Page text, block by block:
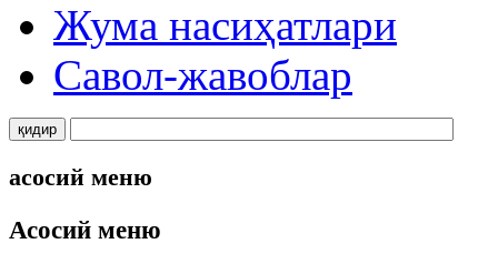
Жума насиҳатлари
Савол-жавоблар
асосий меню
Асосий меню